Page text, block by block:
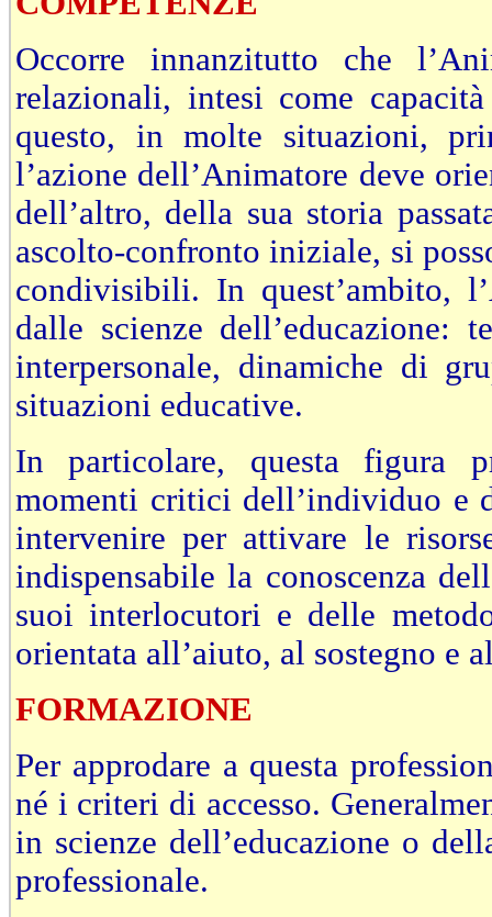
Occorre innanzitutto che
relazionali, intesi come
questo, in molte situazioni,
l’azione dell’Animatore deve
dell’altro, della sua storia
ascolto-confronto iniziale, si
condivisibili. In quest’ambito,
dalle scienze dell’educazione:
interpersonale, dinamiche di
situazioni educative.
In particolare, questa figura
momenti critici dell’individuo e
intervenire per attivare le
indispensabile la conoscenza
suoi interlocutori e delle
orientata all’aiuto, al sostegno e
FORMAZIONE
Per approdare a questa
né i criteri di accesso.
in scienze dell’educazione o
professionale.